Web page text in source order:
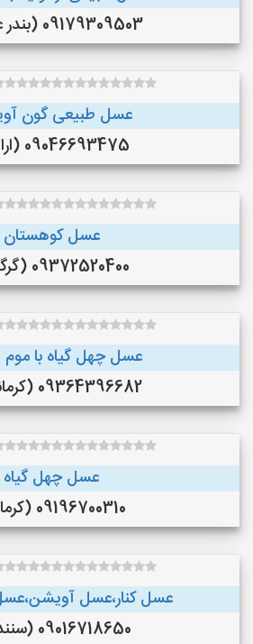
09179309503 (بندر عباس)
عسل طبیعی گون
09046693475 (اراک )
عسل کوهستان
09372520400 (گرگان )
عسل چهل گیاه با
09364396682 (کرمانشاه )
عسل چهل گیاه
09196700310 (کرمان )
عسل کنار،عسل
09016718650 (سنندج )